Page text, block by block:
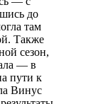
до
там
Также
сезон,
— в
пути к
Винус